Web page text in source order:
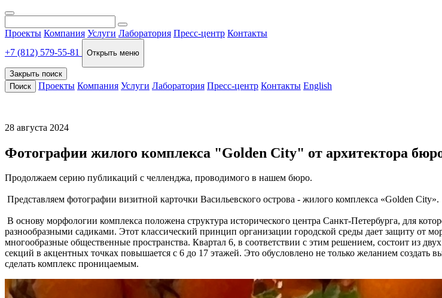
Проекты Компания Услуги Лаборатория Пресс-центр Контакты
+7 (812) 579-55-81
Открыть меню
Закрыть поиск
Поиск
Проекты Компания Услуги Лаборатория Пресс-центр Контакты English
28 августа 2024
Фотографии жилого комплекса "Golden City" от архитектора
Продолжаем серию публикаций с челленджа, проводимого в нашем бюро.
Представляем фотографии визитной карточки Васильевского острова - жилого комплекса «Golden City».
В основу морфологии комплекса положена структура исторического центра Санкт-Петербурга, для
разнообразными садиками. Этот классический принцип организации городской среды дает защиту от
многообразные общественные пространства. Квартал 6, в соответствии с этим решением, состоит из
секций в акцентных точках повышается с 6 до 17 этажей. Это обусловлено не только желанием создать
сделать комплекс проницаемым.